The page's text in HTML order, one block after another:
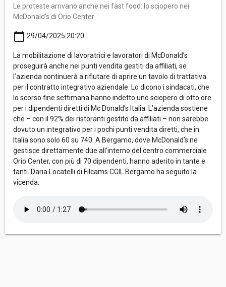
Le proteste arrivano anche nei fast food: lo sciopero nei
McDonald's di Orio Center
calendar_today 29/04/2025 20:20
La mobilitazione di lavoratrici e lavoratori di McDonald’s
proseguirà anche nei punti vendita gestiti da affiliati, se
l’azienda continuerà a rifiutare di aprire un tavolo di trattativa
per il contratto integrativo aziendale. Lo dicono i sindacati, che
lo scorso fine settimana hanno indetto uno sciopero di otto ore
per i dipendenti diretti di Mc Donald's Italia. L’azienda sostiene
che – con il 92% dei ristoranti gestito da affiliati – non sarebbe
dovuto un integrativo per i pochi punti vendita diretti, che in
Italia sono solo 60 su 740. A Bergamo, dove McDonald’s ne
gestisce direttamente due all’interno del centro commerciale
Orio Center, con più di 70 dipendenti, hanno aderito in tante e
tanti. Daria Locatelli di Filcams CGIL Bergamo ha seguito la
vicenda.